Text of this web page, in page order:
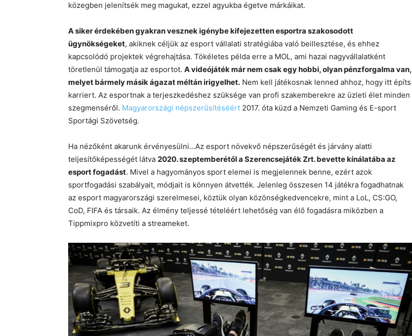
közegben jelenítsék meg magukat, ezzel agyukba égetve márkáikat.
A siker érdekében gyakran vesznek igénybe kifejezetten esportra szakosodott
ügynökségeket, akiknek céljük az esport vállalati stratégiába való beillesztése, és ehhez
kapcsolódó projektek végrehajtása. Tökéletes példa erre a MOL, ami hazai nagyvállalatként
töretlenül támogatja az esportot. A videójáték már nem csak egy hobbi, olyan pénzforgalma van,
melyet bármely másik ágazat méltán irigyelhet. Nem kell játékosnak lenned ahhoz, hogy itt építs
karriert. Az esportnak a terjeszkedéshez szüksége van profi szakemberekre az üzleti élet minden
szegmenséről. Magyarországi népszerűsítéséért 2017. óta küzd a Nemzeti Gaming és E-sport
Sportági Szövetség.
Ha nézőként akarunk érvényesülni…Az esport növekvő népszerűségét és járvány alatti
teljesítőképességét látva 2020. szeptemberétől a Szerencsejáték Zrt. bevette kínálatába az
esport fogadást. Mivel a hagyományos sport elemei is megjelennek benne, ezért azok
sportfogadási szabályait, módjait is könnyen átvették. Jelenleg összesen 14 játékra fogadhatnak
az esport magyarországi szerelmesei, köztük olyan közönségkedvencekre, mint a LoL, CS:GO,
CoD, FIFA és társaik. Az élmény teljessé tételéért lehetőség van élő fogadásra miközben a
Tippmixpro közvetíti a streameket.